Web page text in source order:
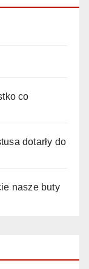
co
dotarły do
nasze buty